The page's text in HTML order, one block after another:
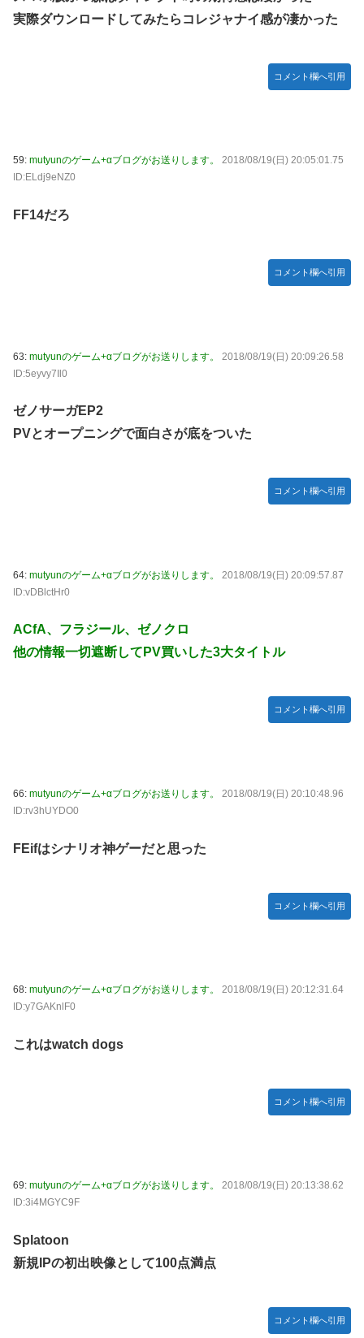
実際ダウンロードしてみたらコレジャナイ感が凄かった
コメント欄へ引用
59: mutyunのゲーム+αブログがお送りします。
2018/08/19(日) 20:05:01.75
ID:ELdj9eNZ0
FF14だろ
コメント欄へ引用
63: mutyunのゲーム+αブログがお送りします。
2018/08/19(日) 20:09:26.58
ID:5eyvy7Il0
ゼノサーガEP2
PVとオープニングで面白さが底をついた
コメント欄へ引用
64: mutyunのゲーム+αブログがお送りします。
2018/08/19(日) 20:09:57.87
ID:vDBlctHr0
ACfA、フラジール、ゼノクロ
他の情報一切遮断してPV買いした3大タイトル
コメント欄へ引用
66: mutyunのゲーム+αブログがお送りします。
2018/08/19(日) 20:10:48.96
ID:rv3hUYDO0
FEifはシナリオ神ゲーだと思った
コメント欄へ引用
68: mutyunのゲーム+αブログがお送りします。
2018/08/19(日) 20:12:31.64
ID:y7GAKnlF0
これはwatch dogs
コメント欄へ引用
69: mutyunのゲーム+αブログがお送りします。
2018/08/19(日) 20:13:38.62
ID:3i4MGYC9F
Splatoon
新規IPの初出映像として100点満点
コメント欄へ引用